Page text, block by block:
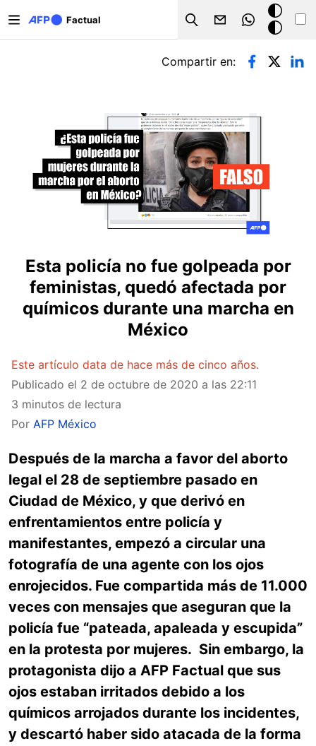
Factual
Search
Modo
oscuro
Solapas principales
Compartir en:
Esta policía no fue golpeada por
feministas, quedó afectada por
químicos durante una marcha en
México
Este artículo data de hace más de cinco años.
Publicado el 2 de octubre de 2020 a las 22:11
3 minutos de lectura
Por AFP México
Después de la marcha a favor del aborto
legal el 28 de septiembre pasado en
Ciudad de México, y que derivó en
enfrentamientos entre policía y
manifestantes, empezó a circular una
fotografía de una agente con los ojos
enrojecidos. Fue compartida más de 11.000
veces con mensajes que aseguran que la
policía fue “pateada, apaleada y escupida”
en la protesta por mujeres. Sin embargo, la
protagonista dijo a AFP Factual que sus
ojos estaban irritados debido a los
químicos arrojados durante los incidentes,
y descartó haber sido atacada de la forma